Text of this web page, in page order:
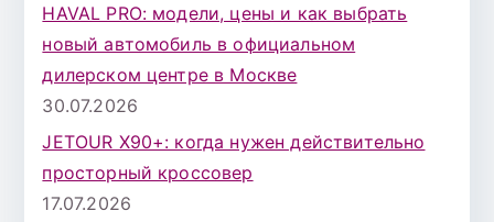
HAVAL PRO: модели, цены и как выбрать
новый автомобиль в официальном
дилерском центре в Москве
30.07.2026
JETOUR X90+: когда нужен действительно
просторный кроссовер
17.07.2026